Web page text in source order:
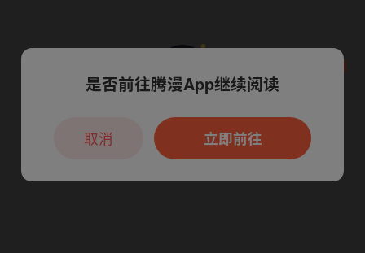
腾漫App免费看
本章节仅支持App阅读，可打开App新用
户7天免费看
是否前往腾漫App继续阅读
立即前往
取消